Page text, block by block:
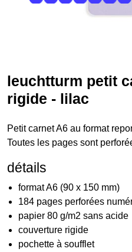
leuchtturm petit
rigide - lilac
Petit carnet A6 au format
Toutes les pages sont
détails
format A6 (90 x 150 mm)
184 pages perforées
papier 80 g/m2 sans acide
couverture rigide
pochette à soufflet